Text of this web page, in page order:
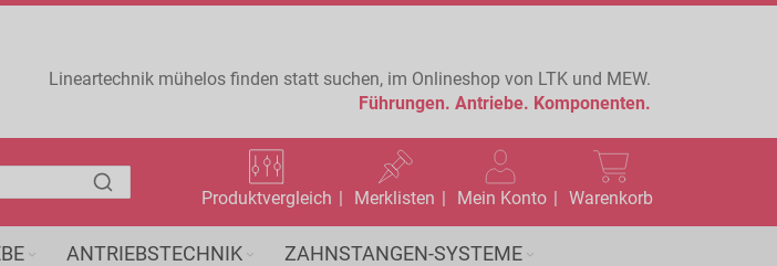
Lineartechnik mühelos finden statt suchen, im Onlineshop von LTK und MEW.
Führungen. Antriebe. Komponenten.
Warenkorb
Produktvergleich Merklisten Mein Konto
ANTRIEBSTECHNIK ZAHNSTANGEN-SYSTEME